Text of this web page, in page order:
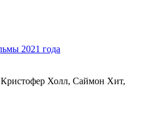
2021 года
Холл, Саймон Хит,